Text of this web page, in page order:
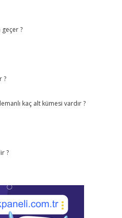
geçer ?
?
kaç alt kümesi vardır ?
?